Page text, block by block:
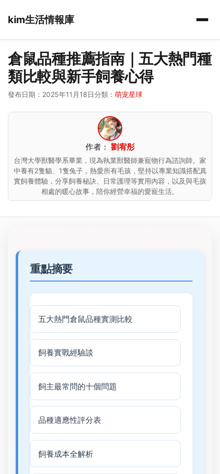
kim生活情報庫
倉鼠品種推薦指南｜五大熱門種
類比較與新手飼養心得
發布日期：2025年11月18日分類： 萌宠星球
作者： 劉宥彤
台灣大學獸醫學系畢業，現為執業獸醫師兼寵物行為諮詢師。家
中養有2隻貓、1隻兔子，熱愛所有毛孩，堅持以專業知識搭配真
實飼養體驗，分享飼養秘訣、日常護理等實用內容，以及與毛孩
相處的暖心故事，陪你經營幸福的愛寵生活。
重點摘要
五大熱門倉鼠品種實測比較
飼養實戰經驗談
飼主最常問的十個問題
品種適應性評分表
飼養成本全解析